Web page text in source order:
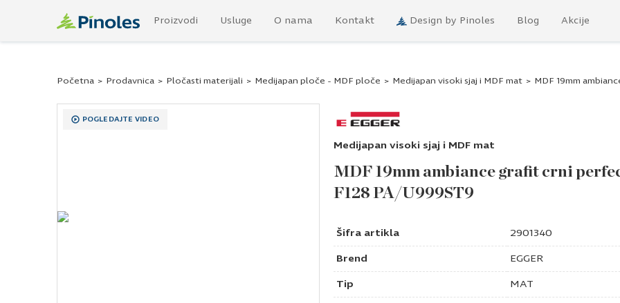
Proizvodi Usluge O nama Kontakt Design by Pinoles Blog Akcije
Početna > Prodavnica > Pločasti materijali > Medijapan ploče - MDF ploče > Medijapan visoki sjaj i MDF mat > MDF 19mm
POGLEDAJTE VIDEO
Medijapan visoki sjaj i MDF mat
MDF 19mm ambiance grafit crni
F128 PA/U999ST9
Šifra artikla 2901340
Brend EGGER
Tip MAT